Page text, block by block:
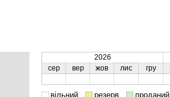
2026
сер
вер жов лис гру
вільний резерв проданий